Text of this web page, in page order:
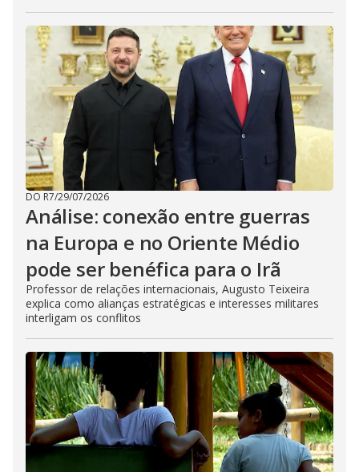
DO R7/29/07/2026
Análise: conexão entre guerras
na Europa e no Oriente Médio
pode ser benéfica para o Irã
Professor de relações internacionais, Augusto Teixeira
explica como alianças estratégicas e interesses militares
interligam os conflitos